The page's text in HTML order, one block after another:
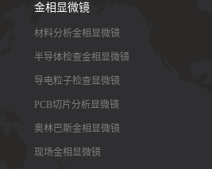
金相显微镜
材料分析金相显微镜
半导体检查金相显微镜
导电粒子检查显微镜
PCB切片分析显微镜
奥林巴斯金相显微镜
现场金相显微镜